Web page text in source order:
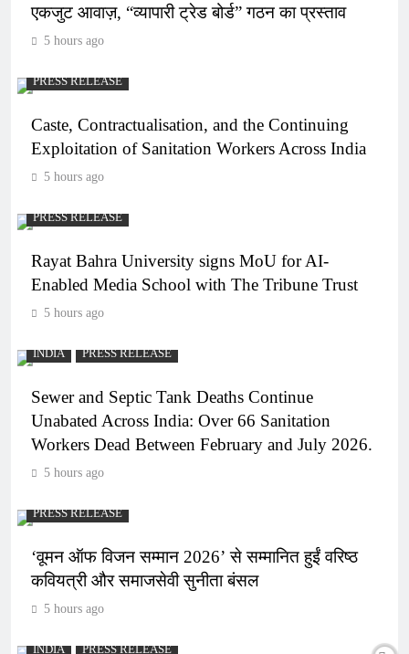
एकजुट आवाज़, “व्यापारी ट्रेड बोर्ड” गठन का प्रस्ताव
5 hours ago
PRESS RELEASE
Caste, Contractualisation, and the Continuing
Exploitation of Sanitation Workers Across India
5 hours ago
PRESS RELEASE
Rayat Bahra University signs MoU for AI-
Enabled Media School with The Tribune Trust
5 hours ago
INDIA PRESS RELEASE
Sewer and Septic Tank Deaths Continue
Unabated Across India: Over 66 Sanitation
Workers Dead Between February and July 2026.
5 hours ago
PRESS RELEASE
‘वूमन ऑफ विजन सम्मान 2026’ से सम्मानित हुईं वरिष्ठ
कवियत्री और समाजसेवी सुनीता बंसल
5 hours ago
INDIA PRESS RELEASE